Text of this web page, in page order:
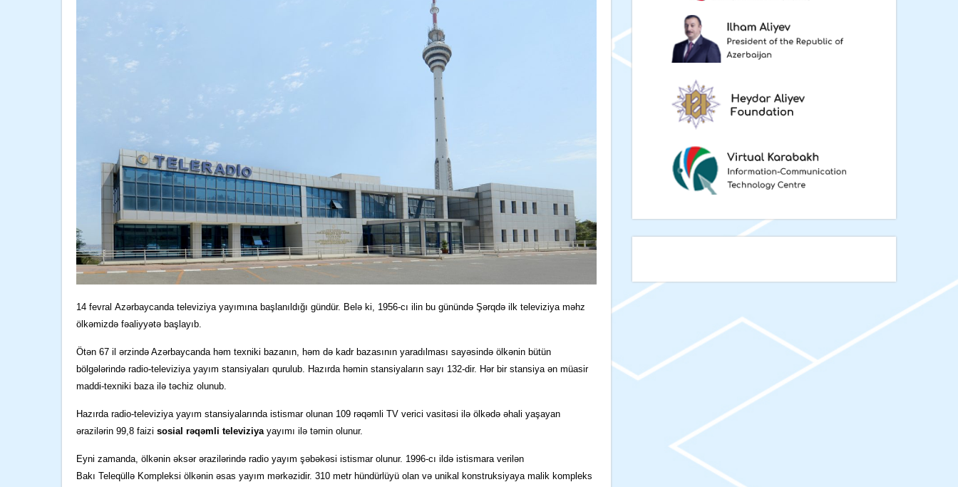
14 fevral Azərbaycanda televiziya yayımına başlanıldığı gündür. Belə ki, 1956-cı ilin bu günündə Şərqdə ilk televiziya məhz
ölkəmizdə fəaliyyətə başlayıb.
Ötən 67 il ərzində Azərbaycanda həm texniki bazanın, həm də kadr bazasının yaradılması sayəsində ölkənin bütün
bölgələrində radio-televiziya yayım stansiyaları qurulub. Hazırda həmin stansiyaların sayı 132-dir. Hər bir stansiya ən müasir
maddi-texniki baza ilə təchiz olunub.
Hazırda radio-televiziya yayım stansiyalarında istismar olunan 109 rəqəmli TV verici vasitəsi ilə ölkədə əhali yaşayan
ərazilərin 99, 8 faizi sosial rəqəmli televiziya yayımı ilə təmin olunur.
Eyni zamanda, ölkənin əksər ərazilərində radio yayım şəbəkəsi istismar olunur. 1996-cı ildə istismara verilən
Bakı Teleqüllə Kompleksi ölkənin əsas yayım mərkəzidir. 310 metr hündürlüyü olan və unikal konstruksiyaya malik kompleks